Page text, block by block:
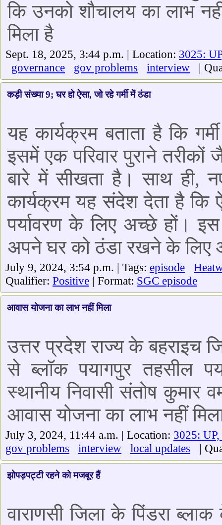
कि उनको शौचालय का लाभ
मिला है
Sept. 18, 2025, 3:44 p.m. | Location: 3025:
governance
gov problems interview |
कड़ी संख्या 9; घर हो ऐसा, जो रहे गर्मी में ठंडा
यह कार्यक्रम बताता है कि
इसमें एक परिवार पुराने
बारे में सीखता है। साथ ही,
कार्यक्रम यह संदेश देता है कि
पर्यावरण के लिए अच्छे हों।
अपने घर को ठंडा रखने के लिए
July 9, 2024, 3:54 p.m. | Tags: episode
Qualifier: Positive | Format: SGC episode
आवास योजना का लाभ नहीं मिला
उत्तर प्रदेश राज्य के बहराइच
से ब्लॉक पयागपुर तहसील
स्थानीय निवासी संतोष कुमार
आवास योजना का लाभ नहीं
July 3, 2024, 11:44 a.m. | Location: 3025:
gov problems
interview local updates |
झोपड़पट्टी रहने को मजबूर हैं
वाराणसी जिला के पिंडरा